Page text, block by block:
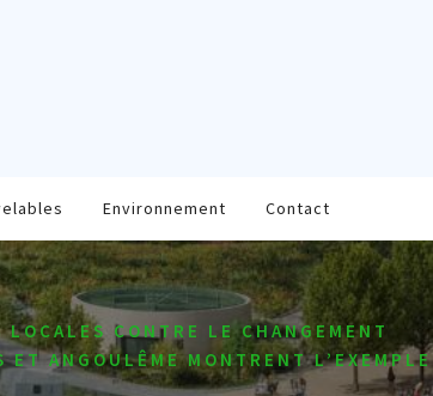
Environnement Contact
CONTRE LE CHANGEMENT
ANGOULÊME MONTRENT L’EXEMPLE